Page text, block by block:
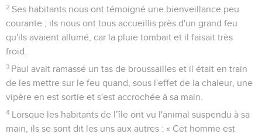
2 Ses habitants nous ont témoigné une bienveillance peu
courante ; ils nous ont tous accueillis près d'un grand feu
qu'ils avaient allumé, car la pluie tombait et il faisait très
froid.
3 Paul avait ramassé un tas de broussailles et il était en train
de les mettre sur le feu quand, sous l'effet de la chaleur, une
vipère en est sortie et s'est accrochée à sa main.
4 Lorsque les habitants de l’île ont vu l'animal suspendu à sa
main, ils se sont dit les uns aux autres : « Cet homme est